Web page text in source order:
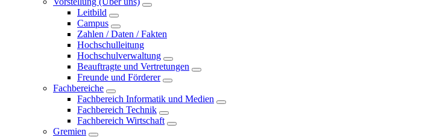
Leitbild
Campus
Zahlen / Daten / Fakten
Hochschulleitung
Hochschulverwaltung
Beauftragte und Vertretungen
Freunde und Förderer
Fachbereiche
Fachbereich Informatik und Medien
Fachbereich Technik
Fachbereich Wirtschaft
Gremien